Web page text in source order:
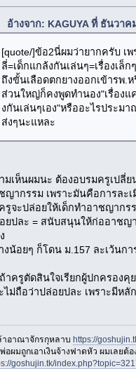
อ้างจาก: KAGUYA ที่ ธันวาค
[quote/]ข้อ2นี่ผมว่ายากครับ เ
ลี่=เด็กแกล้งกันเล่นๆ=เรื่องเล็
ถึงขั้นเลือดตกยางออกเข้ารพ.
ส่วนใหญ่ก็คงพูดทำนอง"เรื่องแ
งกันเล่นๆเอง"หรืออะไรประม
ส่งๆนะแหละ
มเห็นผมนะ ต้องอบรมครูเปลี่
ญากรรม เพราะมันคือการละ
รูจะปล่อยให้เด็กทำอาชญากร
ยปละ = สนับสนุนให้ก่ออาชญ
งน้อยๆ ก็โดน ม.157 ละเว้นก
าครูตัดสินใจเรียกผู้ปกครองคุ
ไม่ถือว่าปล่อยปละ เพราะมีหลั
าอาณาจักรกุหลาบhttps://
อผมถูกเอาเงินจ้างฟาดหัว ผมเลยต้
goshujin.tk/